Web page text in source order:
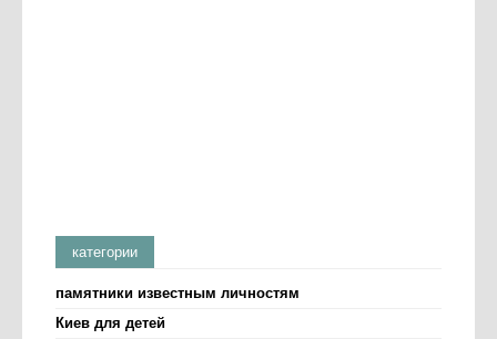
категории
памятники известным личностям
Киев для детей